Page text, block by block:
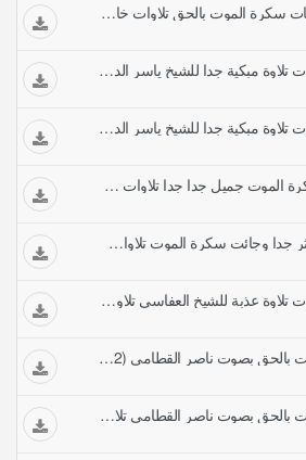
ياسر الدوسري وجات سكرة الموت بالحق تلاوات خاشعة
وجاءت سكرة الموت تلاوة مبكية جدا للشيخ ياسر الدوسري (2) تلاوات خاشعة
وجاءت سكرة الموت تلاوة مبكية جدا للشيخ ياسر الدوسري تلاوات خاشعة
ياسر الدوسري سكرة الموت جميل جدا جدا تلاوات خاشعة
ياسر الدوسري مؤثر جدا وجائت سكرة الموت تلاوات خاشعة
وجاءت سكرة الموت تلاوة عذبة للشيخ العفاسي تلاوات خاشعة
وجائت سكرة الموت بالحق بصوت ناصر القطامي (2) تلاوات خاشعة
وجائت سكرة الموت بالحق بصوت ناصر القطامي تلاوات خاشعة